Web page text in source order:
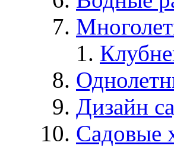
Дизайн
Садовые